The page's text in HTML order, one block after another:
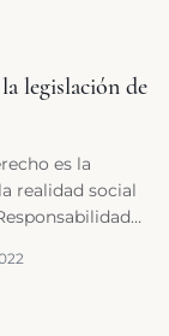
legislación de
es la
realidad social